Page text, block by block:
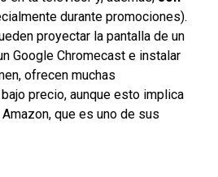
durante promociones).
proyectar la pantalla de un
Google Chromecast e instalar
ofrecen muchas
precio, aunque esto implica
que es uno de sus